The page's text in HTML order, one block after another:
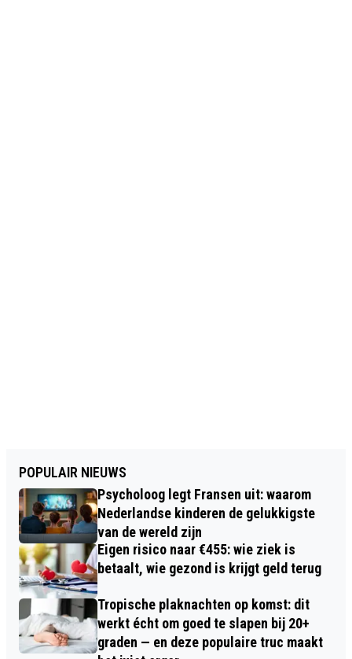
POPULAIR NIEUWS
Psycholoog legt Fransen uit: waarom
Nederlandse kinderen de gelukkigste
van de wereld zijn
Eigen risico naar €455: wie ziek is
betaalt, wie gezond is krijgt geld terug
Tropische plaknachten op komst: dit
werkt écht om goed te slapen bij 20+
graden — en deze populaire truc maakt